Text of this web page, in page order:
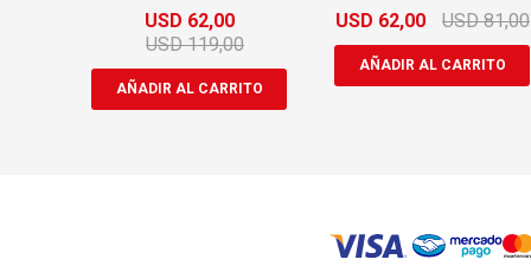
USD 62,00
USD 119,00
USD 62,00 USD 81,00